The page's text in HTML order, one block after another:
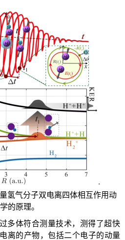
氢气分子双电离四体相互作用动
的原理。
多体符合测量技术，测得了超快
离的产物，包括二个电子的动量